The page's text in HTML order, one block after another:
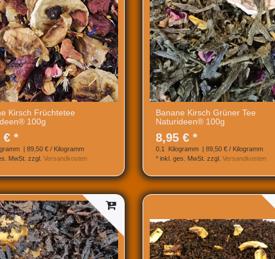
Kirsch Früchtetee
100g
€ *
| 89,50 € / Kilogramm
MwSt. zzgl. Versandkosten
Banane Kirsch Grüner Tee
Naturideen® 100g
8,95 € *
0.1 Kilogramm | 89,50 € / Kilogramm
* inkl. ges. MwSt. zzgl. Versandkosten